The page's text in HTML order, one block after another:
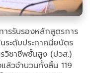
รรับรองหลักสูตรการ
ระดับประกาศนียบัตร
วิชาชีพชั้นสูง (ปวส.)
ล้วจำนวนทั้งสิ้น 119